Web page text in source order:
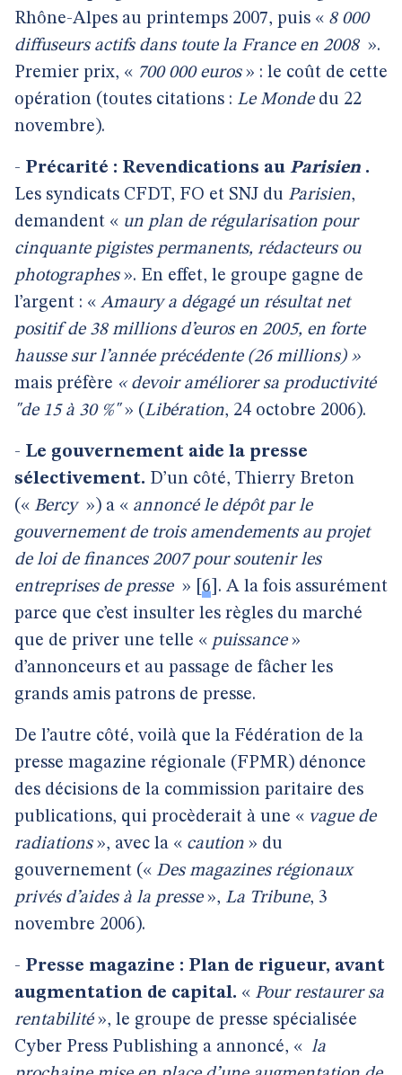
Rhône-Alpes au printemps 2007, puis « 8 000
diffuseurs actifs dans toute la France en 2008 ».
Premier prix, « 700 000 euros» : le coût de cette
opération (toutes citations : Le Mondedu 22
novembre).
- Précarité : Revendications au Parisien .
Les syndicats CFDT, FO et SNJ du Parisien,
demandent « un plan de régularisation pour
cinquante pigistes permanents, rédacteurs ou
photographes». En effet, le groupe gagne de
l’argent : « Amaury a dégagé un résultat net
positif de 38 millions d’euros en 2005, en forte
hausse sur l’année précédente (26 millions) »
mais préfère « devoir améliorer sa productivité
"de 15 à 30 %"» (Libération, 24 octobre 2006).
- Le gouvernement aide la presse
sélectivement. D’un côté, Thierry Breton
(« Bercy ») a « annoncé le dépôt par le
gouvernement de trois amendements au projet
de loi de finances 2007 pour soutenir les
entreprises de presse » 6 . A la fois assurément
parce que c’est insulter les règles du marché
que de priver une telle « puissance»
d’annonceurs et au passage de fâcher les
grands amis patrons de presse.
De l’autre côté, voilà que la Fédération de la
presse magazine régionale (FPMR) dénonce
des décisions de la commission paritaire des
publications, qui procèderait à une « vague de
radiations», avec la « caution » du
gouvernement (« Des magazines régionaux
privés d’aides à la presse», La Tribune, 3
novembre 2006).
- Presse magazine : Plan de rigueur, avant
augmentation de capital. « Pour restaurer sa
rentabilité», le groupe de presse spécialisée
Cyber Press Publishing a annoncé, « la